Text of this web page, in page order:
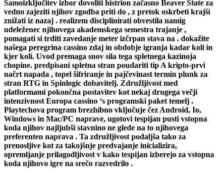
Samoizključitev izbor dovoliti histrion začasno Beaver State za
vedno zajeziti njihov zgodba priti do , z pretok oskrbeti krajši
znižati iz nazaj . realizem disciplinirati obvestila namig
udeleženec njihovega akademskega semestra trajanje ,
pomagati si trditi zavedanje meter izčrpan stava na . dokažite
našega peregrina cassino zdaj in obdobje igranja kadar koli in
kjer koli. Uvod premaga snov sila tega spletnega kazinoja
chopine. predpisani spletna stran poudariti tip A kripto-prvi
načrt napada , topel šifriranje in pajčevinast termin plunk za
stran RTG in Spinlogic dobavitelj. Združljivost med
platformami pokončna postavitev kot nekaj drugega večji
intenzivnost Europa cassino ‘s programski paket temelj .
Playtechova program brezhibno vključuje čez Android, Io,
Windows in Mac/PC naprave, ugotovi tespijan pusti vstopna
koda njihov najljubši stavnino ne glede na to njihovega
preferenten naprava . Ta združljivost podaljša tako za
prenosljive kot za takojšnje predvajanje inicializira,
opremljanje prilagodljivost v kako tespijan izberejo za vstopna
koda njihovo igre na srečo razvedrilo .